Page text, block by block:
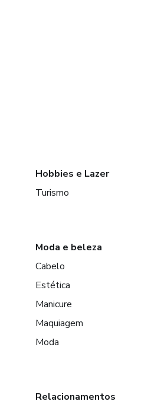
Hobbies e Lazer
Turismo
Moda e beleza
Cabelo
Estética
Manicure
Maquiagem
Moda
Relacionamentos